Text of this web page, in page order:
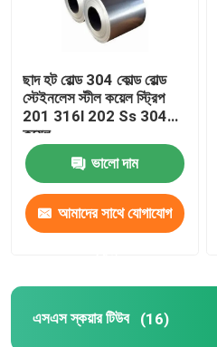
ছাদ হট রোল্ড 304 কোল্ড রোল্ড
স্টেইনলেস স্টীল কয়েল স্ট্রিপ
201 316l 202 Ss 304
কয়েল
ভালো দাম
আমাদের সাথে যোগাযোগ
এসএস স্কয়ার টিউব (16)